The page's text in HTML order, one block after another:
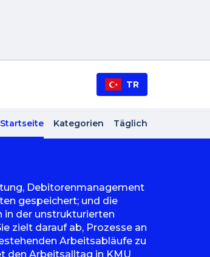
TR
Startseite Kategorien Täglich
Debitorenmanagement
gespeichert; und die
in der unstrukturierten
zielt darauf ab, Prozesse an
Arbeitsabläufe zu
den Arbeitsalltag in KMU